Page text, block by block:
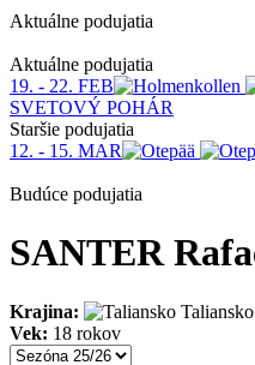
Aktuálne podujatia
Aktuálne podujatia
19. - 22. FEB
SVETOVÝ POHÁR
Staršie podujatia
12. - 15. MAR
Budúce podujatia
SANTER
Krajina:
Taliansko
Vek: 18 rokov